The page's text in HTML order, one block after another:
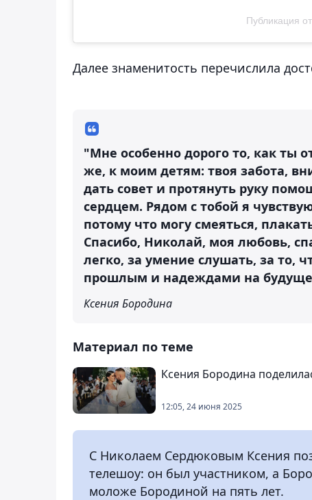
Публикация
Далее знаменитость перечислила
"Мне особенно дорого то, как ты
же, к моим детям: твоя забота,
дать совет и протянуть руку
сердцем. Рядом с тобой я
потому что могу смеяться,
Спасибо, Николай, моя любовь,
легко, за умение слушать, за
прошлым и надеждами на
Ксения Бородина
Материал по теме
Ксения Бородина
12:05, 24 июня 2025
С Николаем Сердюковым Ксения
телешоу: он был участником, а
моложе Бородиной на пять лет.